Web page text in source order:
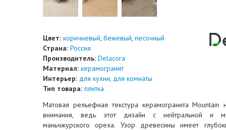
Цвет: коричневый, бежевый, песочный
Страна: Россия
Производитель: Delacora
Материал: керамогранит
Интерьер: для кухни, для комнаты
Тип товара: плитка
Матовая рельефная текстура керамогранита Mountain
внимания, ведь этот дизайн с нейтральной и
маньчжурского ореха. Узор древесины имеет